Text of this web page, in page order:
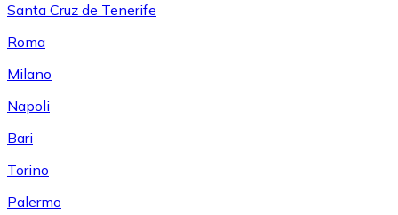
Santa Cruz de Tenerife
Roma
Milano
Napoli
Bari
Torino
Palermo